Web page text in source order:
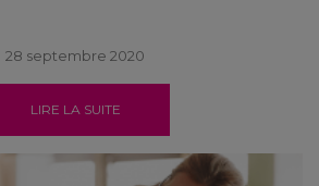
28 septembre 2020
LIRE LA SUITE